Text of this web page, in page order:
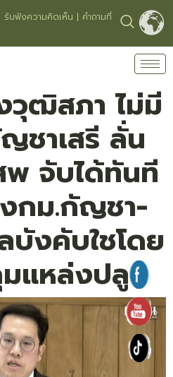
รับฟังความคิดเห็น | คำถามที่
ฒิสภา ไม่มี
ชาเสรี ลั่น
พ จับได้ทันที
กม.กัญชา-
งคับใชโดย
มแหล่งปลูก